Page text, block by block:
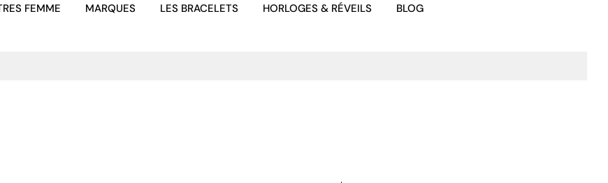
FEMME MARQUES LES BRACELETS HORLOGES & RÉVEILS BLOG